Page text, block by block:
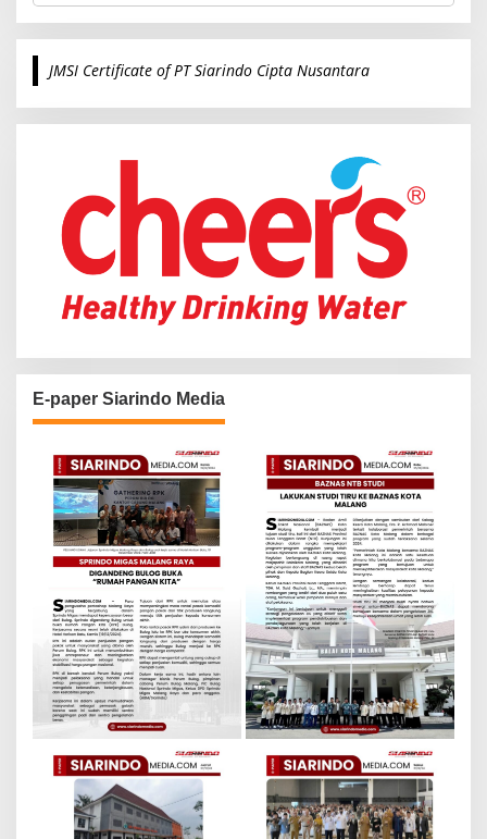
r
c
o
JMSI Certificate of PT Siarindo Cipta Nusantara
E-paper Siarindo Media